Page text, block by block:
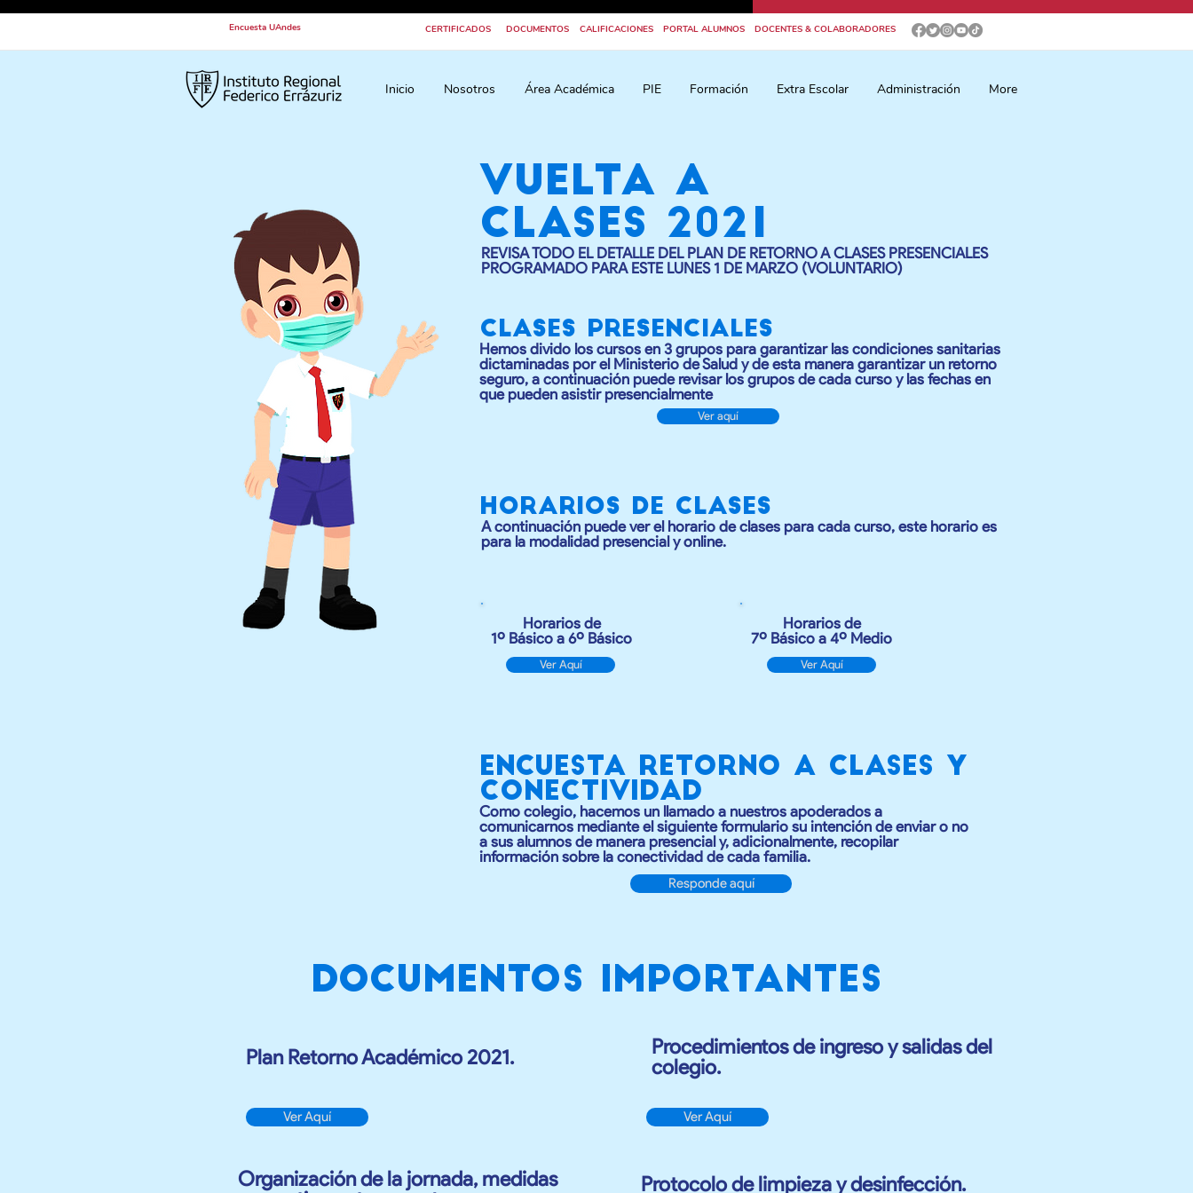
Encuesta UAndes CERTIFICADOS DOCUMENTOS CALIFICACIONES PORTAL ALUMNOS DOCENTES & COLABORADORES
Inicio Nosotros Área Académica PIE Formación Extra Escolar Administración More
VUELTA A
CLASES 2021
REVISA TODO EL DETALLE DEL PLAN DE RETORNO A CLASES PRESENCIALES
PROGRAMADO PARA ESTE LUNES 1 DE MARZO (VOLUNTARIO)
clases presenciales
Hemos divido los cursos en 3 grupos para garantizar las condiciones sanitarias
dictaminadas por el Ministerio de Salud y de esta manera garantizar un retorno
seguro, a continuación puede revisar los grupos de cada curso y las fechas en
que pueden asistir presencialmente
Ver aquí
HORARIOS DE CLASES
A continuación puede ver el horario de clases para cada curso, este horario es
para la modalidad presencial y online.
Horarios de
1º Básico a 6º Básico
Ver Aquí
Horarios de
7º Básico a 4º Medio
Ver Aquí
encuesta retorno a clases y
conectividad
Como colegio, hacemos un llamado a nuestros apoderados a
comunicarnos mediante el siguiente formulario su intención de enviar o no
a sus alumnos de manera presencial y, adicionalmente, recopilar
información sobre la conectividad de cada familia.
Responde aquí
DOCUMENTOS IMPORTANTES
Plan Retorno Académico 2021.
Ver Aquí
Procedimientos de ingreso y salidas del
colegio.
Ver Aquí
Organización de la jornada, medidas
Protocolo de limpieza y desinfección.